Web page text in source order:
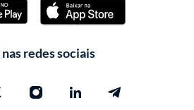
nas redes sociais